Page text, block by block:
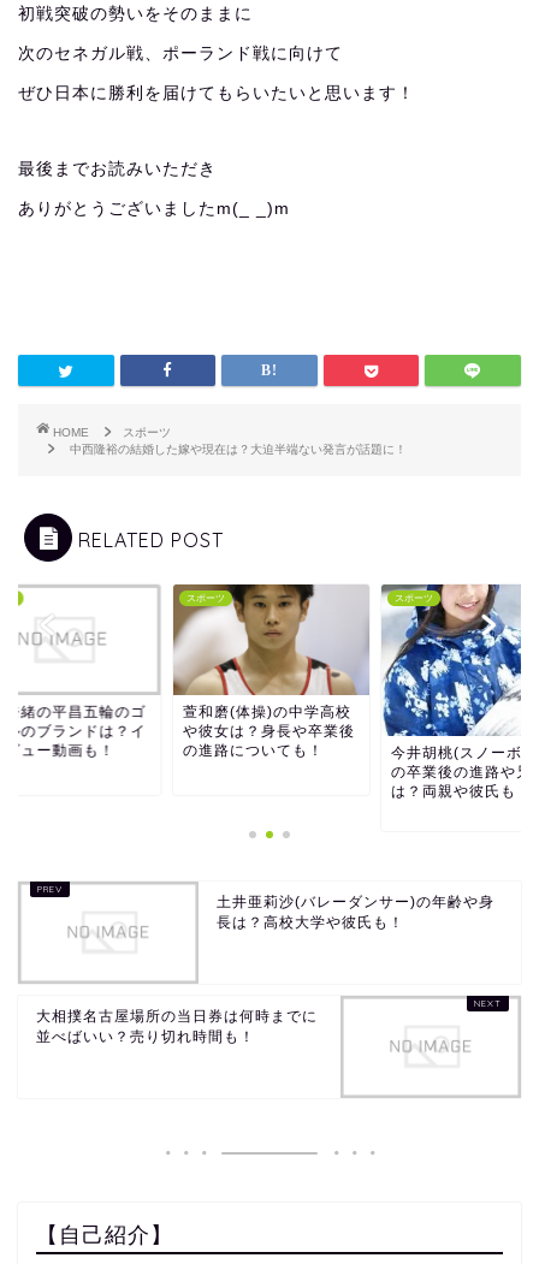
初戦突破の勢いをそのままに
次のセネガル戦、ポーランド戦に向けて
ぜひ日本に勝利を届けてもらいたいと思います！
最後までお読みいただき
ありがとうございましたm(_ _)m
HOME
スポーツ
中西隆裕の結婚した嫁や現在は？大迫半端ない発言が話題に！
RELATED POST
奈緒の平昌五輪のゴ
ルのブランドは？イ
ビュー動画も！
スポーツ
萱和磨(体操)の中学高校
や彼女は？身長や卒業後
の進路についても！
スポーツ
今井胡桃(スノーボ
の卒業後の進路や兄
は？両親や彼氏も！
土井亜莉沙(バレーダンサー)の年齢や身
長は？高校大学や彼氏も！
大相撲名古屋場所の当日券は何時までに
並べばいい？売り切れ時間も！
【自己紹介】